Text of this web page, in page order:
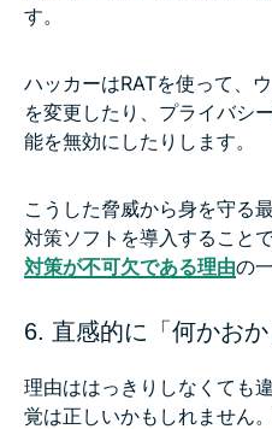
す。
ハッカーはRATを使って、
を変更したり、プライバシ
能を無効にしたりします。
こうした脅威から身を守る
対策ソフトを導入すること
対策が不可欠である理由の
6. 直感的に「何かお
理由ははっきりしなくても
覚は正しいかもしれません